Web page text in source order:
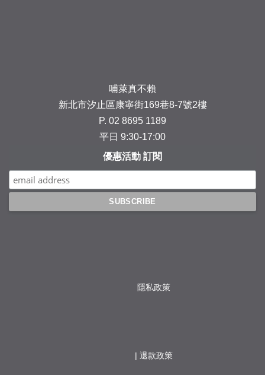
哺萊真不賴
新北市汐止區康寧街169巷8-7號2樓
P. 02 8695 1189
平日 9:30-17:00
優惠活動 訂閱
隱私政策
退款政策